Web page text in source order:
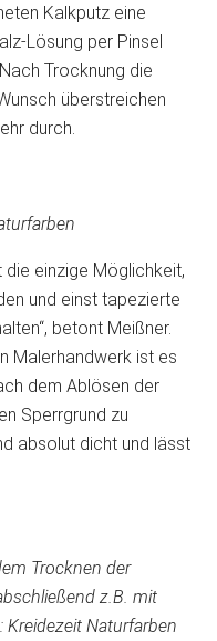
Kalkputz eine
Lösung per Pinsel
Trocknung die
überstreichen
durch.
die einzige Möglichkeit,
und einst tapezierte
betont Meißner.
Malerhandwerk ist es
dem Ablösen der
Sperrgrund zu
absolut dicht und lässt
Trocknen der
z.B. mit
Naturfarben